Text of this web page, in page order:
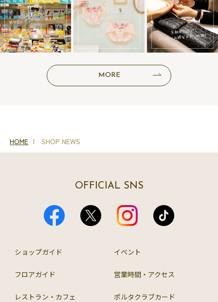
MORE
HOME SHOP NEWS
OFFICIAL SNS
ショップガイド イベント
フロアガイド 営業時間・アクセス
レストラン・カフェ ポルタクラブカード